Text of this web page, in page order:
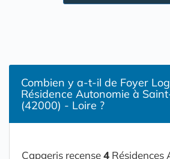
Combien y a-t-il de Foyer
Résidence Autonomie à
(42000) - Loire ?
Capgeris recense4 Résidences